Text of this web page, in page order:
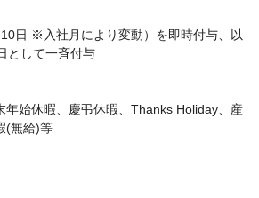
日 ※入社月により変動）を即時付与、以
として一斉付与
年始休暇、慶弔休暇、Thanks Holiday、産
(無給)等